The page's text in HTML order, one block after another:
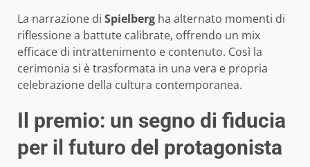
La narrazione di Spielberg ha alternato momenti di
riflessione a battute calibrate, offrendo un mix
efficace di intrattenimento e contenuto. Così la
cerimonia si è trasformata in una vera e propria
celebrazione della cultura contemporanea.
Il premio: un segno di fiducia
per il futuro del protagonista